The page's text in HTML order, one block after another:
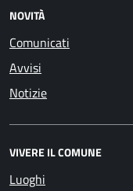
NOVITÀ
Comunicati
Avvisi
Notizie
VIVERE IL COMUNE
Luoghi